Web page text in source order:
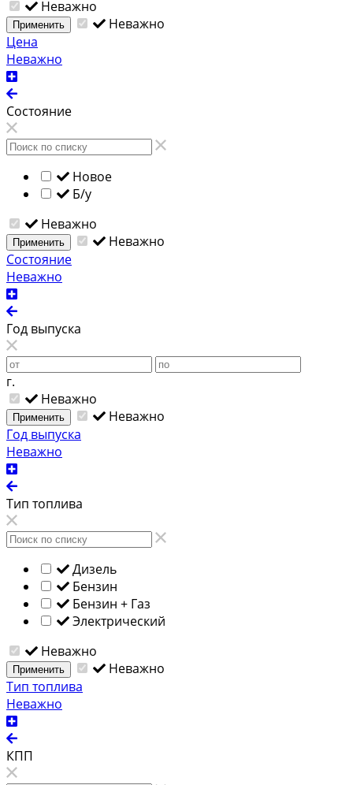
Неважно
Применить
Неважно
Цена
Неважно
Состояние
Новое
Б/у
Неважно
Применить
Неважно
Состояние
Неважно
Год выпуска
г.
Неважно
Применить
Неважно
Год выпуска
Неважно
Тип топлива
Дизель
Бензин
Бензин + Газ
Электрический
Неважно
Применить
Неважно
Тип топлива
Неважно
КПП